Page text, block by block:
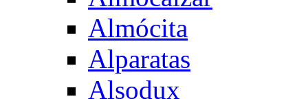
Almócita
Alparatas
Alsodux